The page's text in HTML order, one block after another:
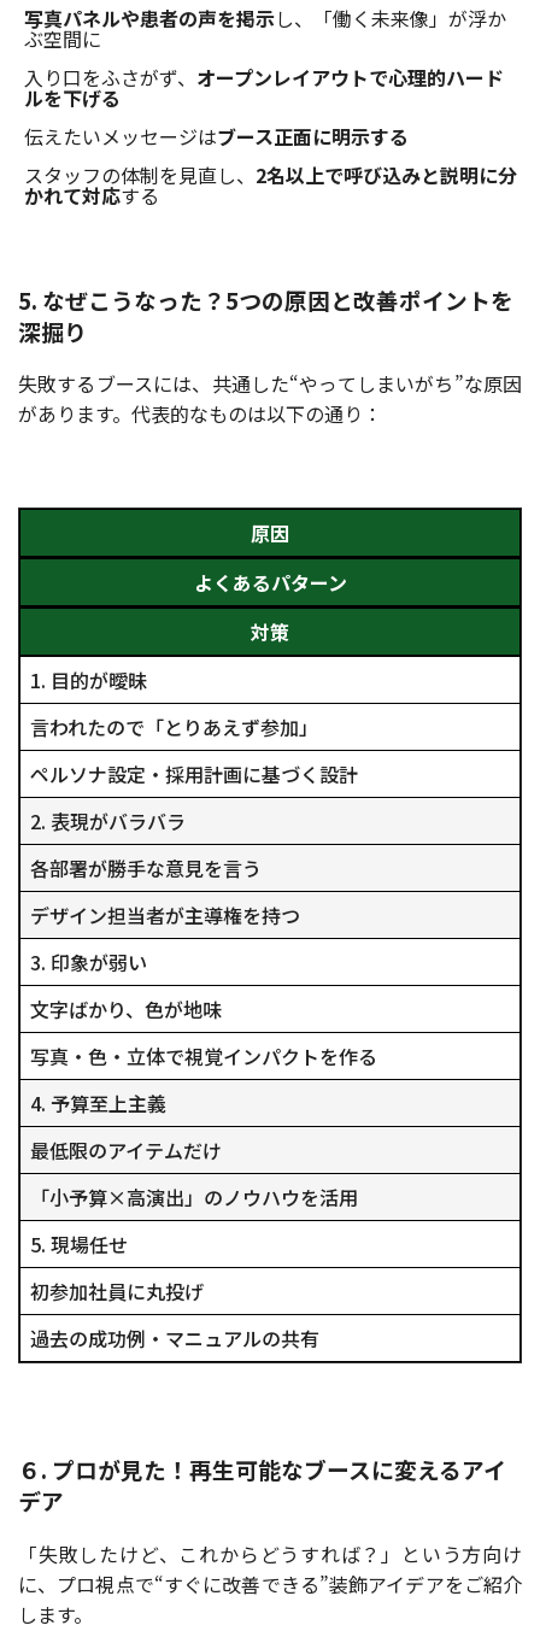
写真パネルや患者の声を掲示し、「働く未来像」が浮か
ぶ空間に
入り口をふさがず、 オープンレイアウトで心理的ハード
ルを下げる
伝えたいメッセージはブース正面に明示する
スタッフの体制を見直し、 2名以上で呼び込みと説明に分
かれて対応する
5. なぜこうなった？5つの原因と改善ポイントを
深掘り
失敗するブースには、共通した“やってしまいがち”な原因
があります。代表的なものは以下の通り：
原因
よくあるパターン
対策
1. 目的が曖昧
言われたので「とりあえず参加」
ペルソナ設定・採用計画に基づく設計
2. 表現がバラバラ
各部署が勝手な意見を言う
デザイン担当者が主導権を持つ
3. 印象が弱い
文字ばかり、色が地味
写真・色・立体で視覚インパクトを作る
4. 予算至上主義
最低限のアイテムだけ
「小予算×高演出」のノウハウを活用
5. 現場任せ
初参加社員に丸投げ
過去の成功例・マニュアルの共有
６. プロが見た！再生可能なブースに変えるアイ
デア
「失敗したけど、これからどうすれば？」という方向け
に、プロ視点で“すぐに改善できる”装飾アイデアをご紹介
します。